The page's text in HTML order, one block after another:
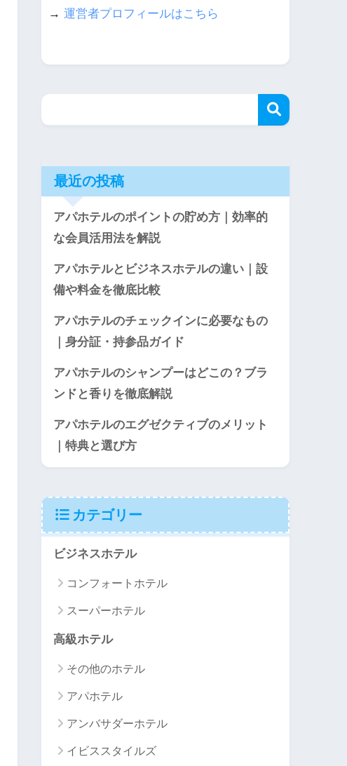
→ 運営者プロフィールはこちら
最近の投稿
アパホテルのポイントの貯め方｜効率的
な会員活用法を解説
アパホテルとビジネスホテルの違い｜設
備や料金を徹底比較
アパホテルのチェックインに必要なもの
｜身分証・持参品ガイド
アパホテルのシャンプーはどこの？ブラ
ンドと香りを徹底解説
アパホテルのエグゼクティブのメリット
｜特典と選び方
カテゴリー
ビジネスホテル
コンフォートホテル
スーパーホテル
高級ホテル
その他のホテル
アパホテル
アンバサダーホテル
イビススタイルズ